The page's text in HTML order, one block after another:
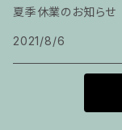
夏季休業のお知らせ
2021/8/6